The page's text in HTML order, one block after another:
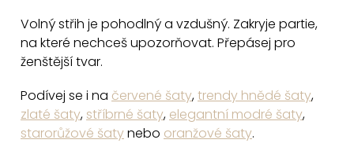
c
í
v
k
Volný střih je pohodlný a vzdušný. Zakryje partie,
na které nechceš upozorňovat. Přepásej pro
ženštější tvar.
Podívej se i na červené šaty,trendy hnědé šaty,
zlaté šaty, stříbrné šaty, elegantní modré šaty,
starorůžové šatynebo oranžové šaty.